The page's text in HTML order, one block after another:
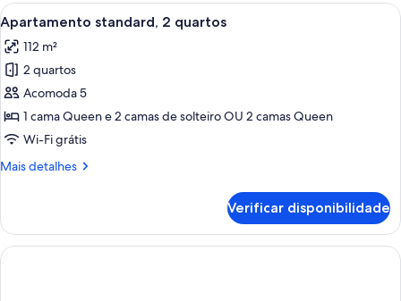
quarto
Carrega
todas
as
fotos
de
Apartamento
standard,
quartos
Quarto de hotel com duas camas,
6
Apartamento standard, 2 quartos
112 m²
2 quartos
Acomoda 5
1 cama Queen e 2 camas de solteiro OU 2 camas Queen
Wi-Fi grátis
Mais detalhes
Mais
standard,
quartos
Verificar disponibilidade